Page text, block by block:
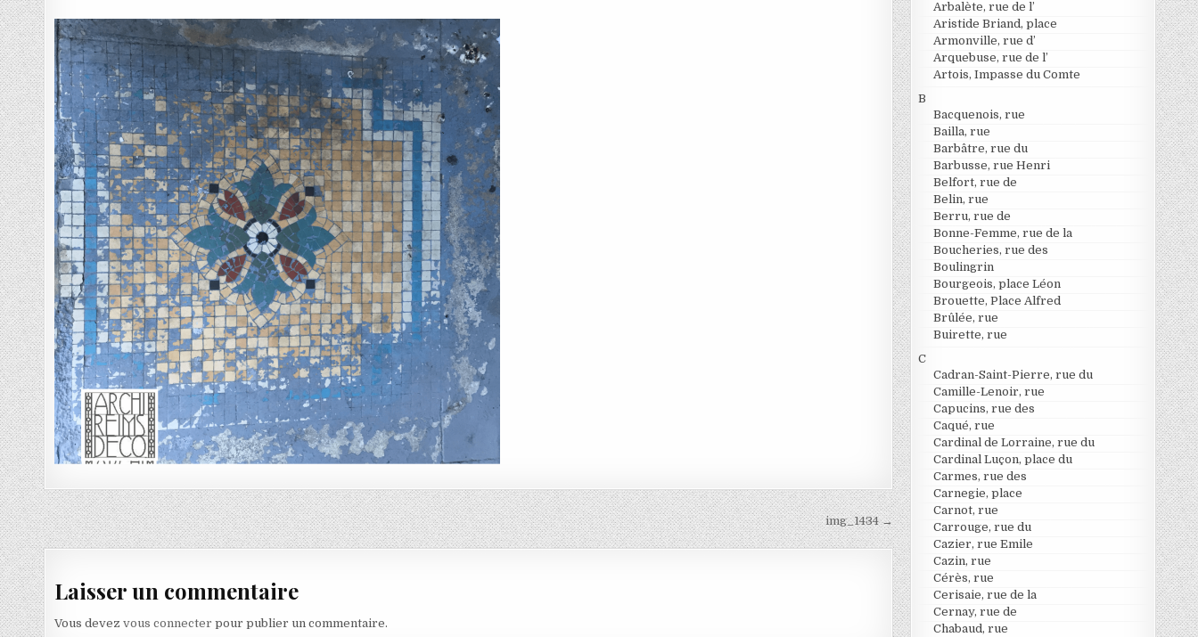
Navigation de l’article img_1434 →
Laisser un commentaire
Vous devezvous connecter pour publier un commentaire.
Arbalète, rue de l’
Aristide Briand, place
Armonville, rue d’
Arquebuse, rue de l’
Artois, Impasse du Comte
B
Bacquenois, rue
Bailla, rue
Barbâtre, rue du
Barbusse, rue Henri
Belfort, rue de
Belin, rue
Berru, rue de
Bonne-Femme, rue de la
Boucheries, rue des
Boulingrin
Bourgeois, place Léon
Brouette, Place Alfred
Brûlée, rue
Buirette, rue
C
Cadran-Saint-Pierre, rue du
Camille-Lenoir, rue
Capucins, rue des
Caqué, rue
Cardinal de Lorraine, rue du
Cardinal Luçon, place du
Carmes, rue des
Carnegie, place
Carnot, rue
Carrouge, rue du
Cazier, rue Emile
Cazin, rue
Cérès, rue
Cerisaie, rue de la
Cernay, rue de
Chabaud, rue